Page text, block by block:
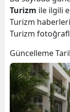
Turizm ile ilgili
Turizm
Turizm
Güncelleme